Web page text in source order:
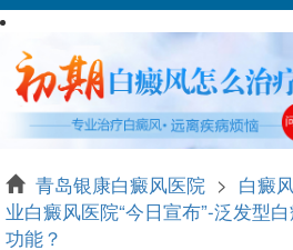
青岛银康白癜风医院 > 白癜
业白癜风医院“今日宣布”-泛发型
功能？